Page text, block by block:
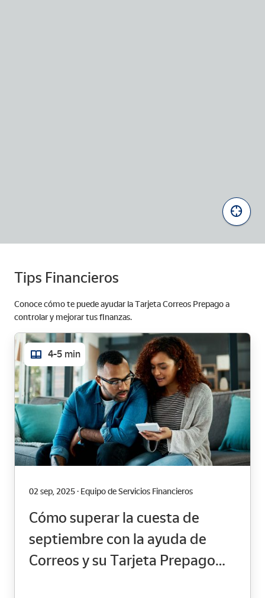
B
u
c
i
n
Tips Financieros
Conoce cómo te puede ayudar la Tarjeta Correos Prepago a
controlar y mejorar tus finanzas.
4-5 min
02 sep, 2025 · Equipo de Servicios Financieros
Cómo superar la cuesta de
septiembre con la ayuda de
Correos y su Tarjeta Prepago